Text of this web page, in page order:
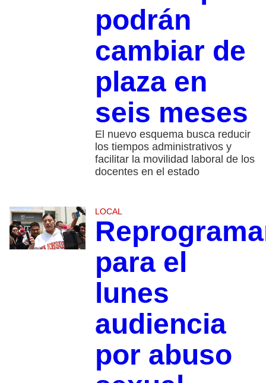
podrán
cambiar de
plaza en
seis meses
El nuevo esquema busca reducir
los tiempos administrativos y
facilitar la movilidad laboral de los
docentes en el estado
LOCAL
para el
lunes
audiencia
por abuso